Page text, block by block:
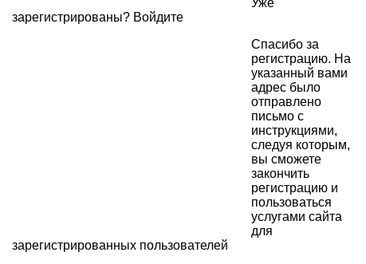
Уже
зарегистрированы? Войдите
Спасибо за
регистрацию. На
указанный вами
адрес было
отправлено
письмо с
инструкциями,
следуя которым,
вы сможете
закончить
регистрацию и
пользоваться
услугами сайта
для
зарегистрированных пользователей